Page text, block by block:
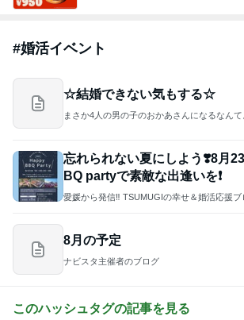
#婚活イベント
☆結婚できない気もする☆
まさか4人の男の子のおかあさんになるなんて
忘れられない夏にしよう❣️8月
BQ partyで素敵な出逢いを❗
愛媛から発信‼️ TSUMUGIの幸せ＆婚活応援ブ
8月の予定
ナビスタ主催者のブログ
このハッシュタグの記事を見る